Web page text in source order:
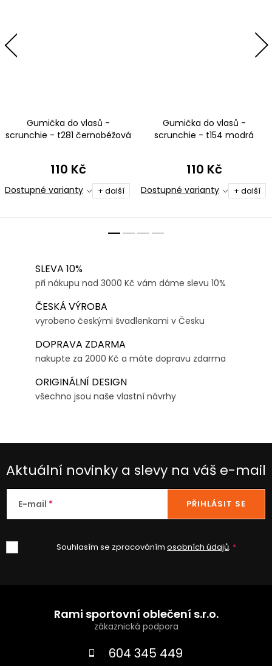
Gumička do vlasů -
scrunchie - t281 černobéžová
110 Kč
Dostupné varianty + další
Gumička do vlasů -
scrunchie - t154 modrá
110 Kč
Dostupné varianty + další
SLEVA 10%
při nákupu nad 3000 Kč vám dáme slevu 10%
ČESKÁ VÝROBA
vyrobeno českými švadlenkami v Česku
DOPRAVA ZDARMA
nakupte za 2000 Kč a máte dopravu zdarma
ORIGINÁLNÍ DESIGN
všechno jsou naše vlastní návrhy
Aktuální novinky a slevy na váš e-mail
E-mail
Souhlasím se zpracováním osobních údajů.
PŘIHLÁSIT SE
Rami sportovní oblečení s.r.o.
604 345 449